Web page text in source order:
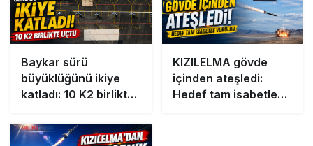
Baykar sürü
büyüklüğünü ikiye
katladı: 10 K2 birlikte
KIZILELMA gövde
içinden ateşledi:
Hedef tam isabetle